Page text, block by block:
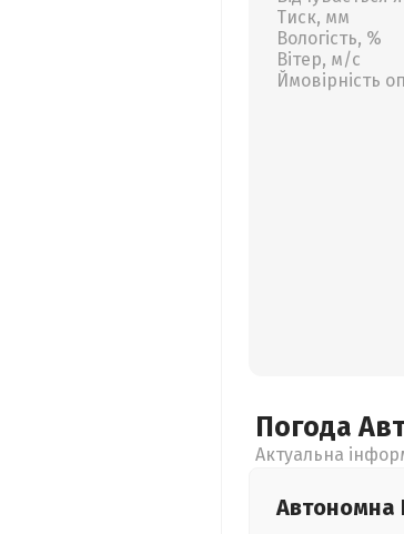
Тиск, мм
Вологість, %
Вітер, м/с
Ймовірність
Погода
Актуальна
Автономна